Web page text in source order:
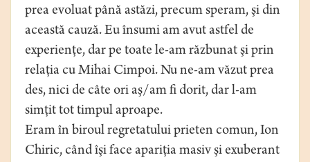
prea evoluat până astăzi, precum speram, şi din
această cauză. Eu însumi am avut astfel de
experienţe, dar pe toate le-am răzbunat şi prin
relaţia cu Mihai Cimpoi. Nu ne-am văzut prea
des, nici de câte ori aş/am fi dorit, dar l-am
simţit tot timpul aproape.
Eram în biroul regretatului prieten comun, Ion
Chiric, când îşi face apariţia masiv şi exuberant